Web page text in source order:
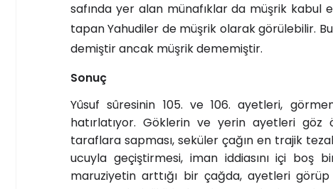
safında yer alan münafıklar da müşrik kabul
tapan Yahudiler de müşrik olarak görülebilir.
demiştir ancak müşrik dememiştir.
Sonuç
Yûsuf sûresinin 105. ve 106. ayetleri,
hatırlatıyor. Göklerin ve yerin ayetleri göz
taraflara sapması, seküler çağın en trajik
ucuyla geçiştirmesi, iman iddiasını içi boş
maruziyetin arttığı bir çağda, ayetleri